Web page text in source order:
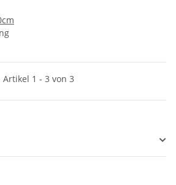
Artikel 1 - 3 von 3